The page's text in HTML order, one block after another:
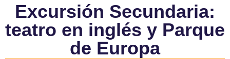
Excursión Secundaria:
teatro en inglés y Parque
de Europa